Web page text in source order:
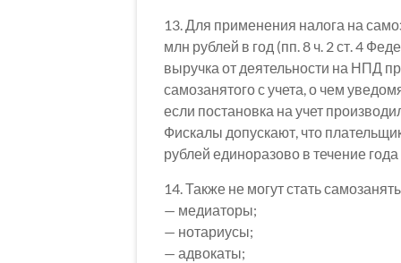
13. Для применения налога на
млн рублей в год (пп. 8 ч. 2 ст. 4
выручка от деятельности на НПД
самозанятого с учета, о чем
если постановка на учет
Фискалы допускают, что
рублей единоразово в течение
14. Также не могут стать
— медиаторы;
— нотариусы;
— адвокаты;